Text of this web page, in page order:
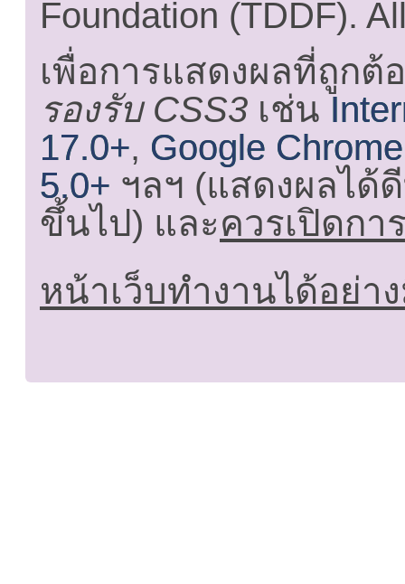
Foundation (TDDF).
เพื่อการแสดงผลที่ถูกต้
รองรับ CSS3 เช่น
17.0+, Google
5.0+ ฯลฯ (แสดงผลได้
ขึ้นไป) และควรเปิดกา
หน้าเว็บทำงานได้อย่า